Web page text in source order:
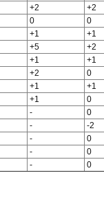
+2
+2
0
0
+1
+1
+5
+2
+1
+1
+2
0
+1
+1
+1
0
-
0
-
-2
-
0
-
0
- 0